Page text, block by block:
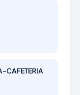
CAFETERIA